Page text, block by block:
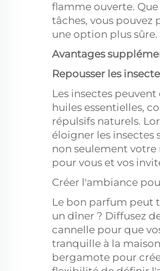
flamme ouverte.
tâches, vous
une option plus sûre.
Avantages
Repousser les
Les insectes
huiles essentielles,
répulsifs naturels.
éloigner les insectes
non seulement
pour vous et vos
Créer l'ambiance
Le bon parfum peut
un dîner ? Diffusez
cannelle pour que
tranquille à la
bergamote pour